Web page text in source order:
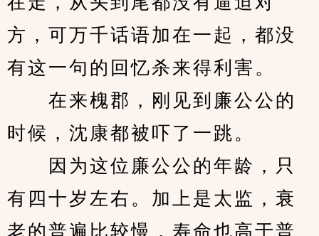
方，可万千话语加在一起，都没
有这一句的回忆杀来得利害。
在来槐郡，刚见到廉公公的
时候，沈康都被吓了一跳。
因为这位廉公公的年龄，只
有四十岁左右。加上是太监，衰
老的普遍比较慢，寿命也高于普